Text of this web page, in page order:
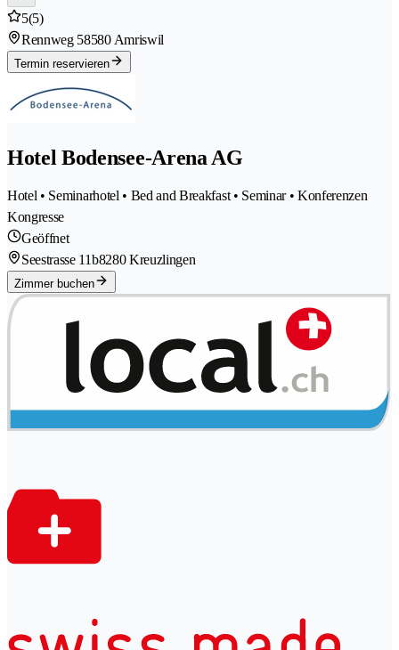
5(5)
Rennweg 58580 Amriswil
Termin reservieren
Hotel Bodensee-Arena AG
Hotel • Seminarhotel • Bed and Breakfast • Seminar • Konferenzen
Kongresse
Geöffnet
Seestrasse 11b8280 Kreuzlingen
Zimmer buchen